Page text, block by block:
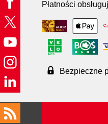
Płatności
Bezpieczne